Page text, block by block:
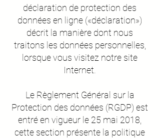
déclaration de protection des
données en ligne («déclaration»)
décrit la manière dont nous
traitons les données personnelles,
lorsque vous visitez notre site
Internet.
Le Règlement Général sur la
Protection des données (RGDP) est
entré en vigueur le 25 mai 2018,
cette section présente la politique